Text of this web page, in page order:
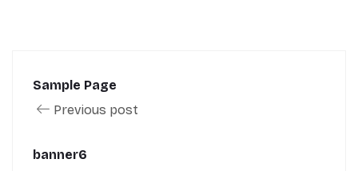
Sample Page
Previous post
banner6